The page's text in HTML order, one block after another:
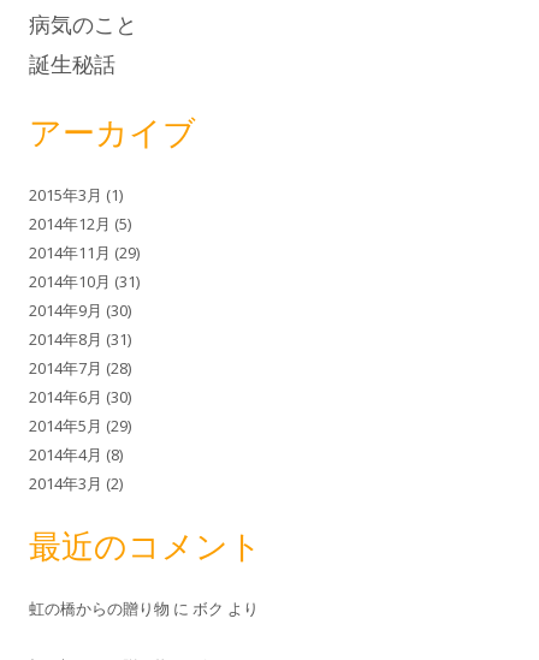
病気のこと
誕生秘話
アーカイブ
2015年3月 (1)
2014年12月 (5)
2014年11月 (29)
2014年10月 (31)
2014年9月 (30)
2014年8月 (31)
2014年7月 (28)
2014年6月 (30)
2014年5月 (29)
2014年4月 (8)
2014年3月 (2)
最近のコメント
虹の橋からの贈り物 に ボク より